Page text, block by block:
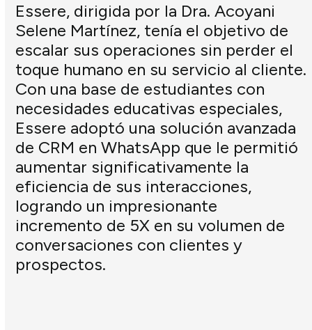
Essere, dirigida por la Dra. Acoyani
Selene Martínez, tenía el objetivo de
escalar sus operaciones sin perder el
toque humano en su servicio al cliente.
Con una base de estudiantes con
necesidades educativas especiales,
Essere adoptó una solución avanzada
de CRM en WhatsApp que le permitió
aumentar significativamente la
eficiencia de sus interacciones,
logrando un impresionante
incremento de 5X en su volumen de
conversaciones con clientes y
prospectos.